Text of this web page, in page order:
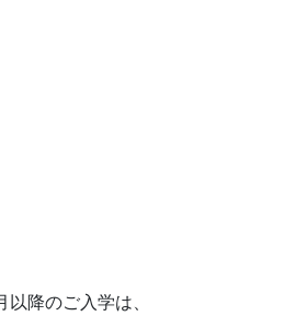
降のご入学は、